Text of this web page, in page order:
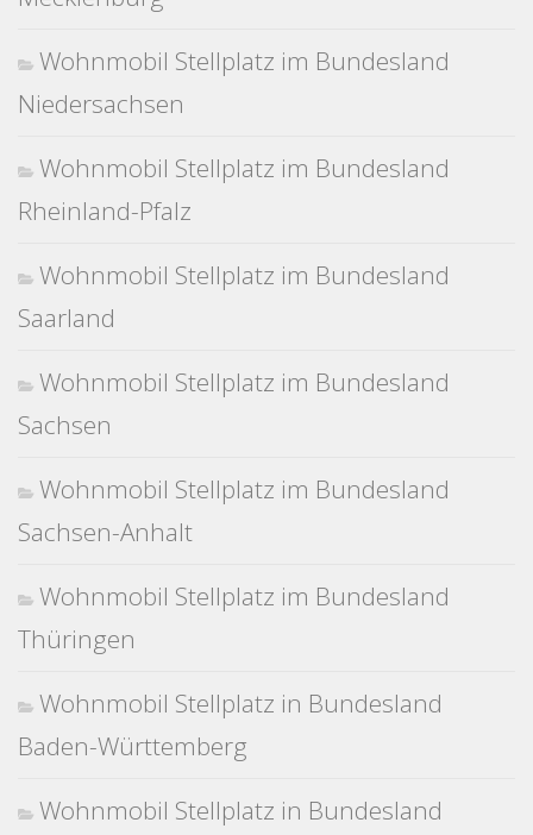
Wohnmobil Stellplatz im Bundesland
Niedersachsen
Wohnmobil Stellplatz im Bundesland
Rheinland-Pfalz
Wohnmobil Stellplatz im Bundesland
Saarland
Wohnmobil Stellplatz im Bundesland
Sachsen
Wohnmobil Stellplatz im Bundesland
Sachsen-Anhalt
Wohnmobil Stellplatz im Bundesland
Thüringen
Wohnmobil Stellplatz in Bundesland
Baden-Württemberg
Wohnmobil Stellplatz in Bundesland